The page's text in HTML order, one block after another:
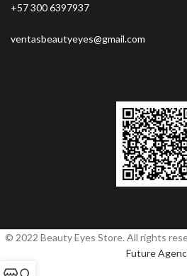
+57 300 6397937
ventasbeautyeyes@gmail.com
© 2022 Beauty Eyes Store. All rights
Future